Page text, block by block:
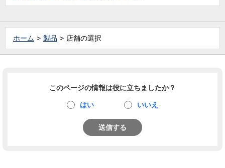
ホーム 製品 店舗の選択
このページの情報は役に立ちましたか？
はい いいえ
送信する